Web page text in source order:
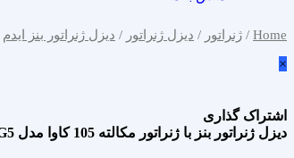
Home
/ ژنراتور / دیزل ژنراتور / دیزل ژنراتور بنز ایدم
×
اشتراک گذاری
دیزل ژنراتور بنز با ژنراتور مکالته 105 کاوا مدل OM352TAG5